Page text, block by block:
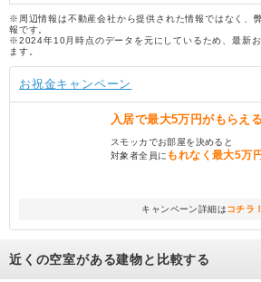
※周辺情報は不動産会社から提供された情報ではなく、
報です。
※2024年10月時点のデータを元にしているため、最新
ます。
お祝金キャンペーン
入居で最大5万円がもらえ
スモッカでお部屋を決めると
対象者全員に もれなく最大5万円
キャンペーン詳細はコチラ！
近くの空室がある建物と比較する